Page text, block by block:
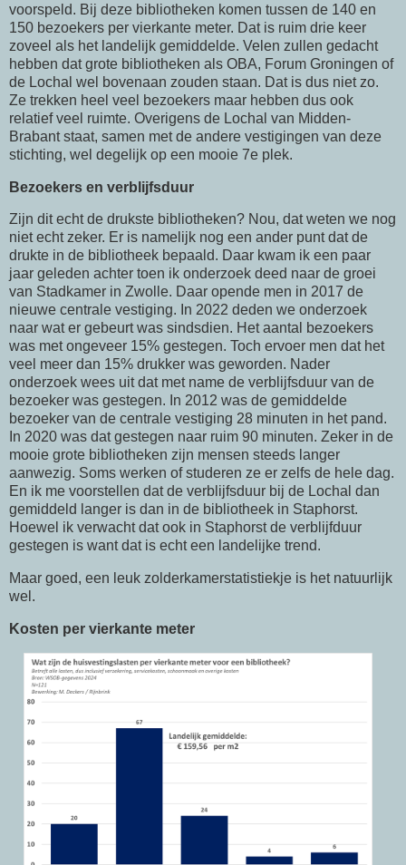
voorspeld. Bij deze bibliotheken komen tussen de 140 en
150 bezoekers per vierkante meter. Dat is ruim drie keer
zoveel als het landelijk gemiddelde. Velen zullen gedacht
hebben dat grote bibliotheken als OBA, Forum Groningen of
de Lochal wel bovenaan zouden staan. Dat is dus niet zo.
Ze trekken heel veel bezoekers maar hebben dus ook
relatief veel ruimte. Overigens de Lochal van Midden-
Brabant staat, samen met de andere vestigingen van deze
stichting, wel degelijk op een mooie 7e plek.
Bezoekers en verblijfsduur
Zijn dit echt de drukste bibliotheken? Nou, dat weten we nog
niet echt zeker. Er is namelijk nog een ander punt dat de
drukte in de bibliotheek bepaald. Daar kwam ik een paar
jaar geleden achter toen ik onderzoek deed naar de groei
van Stadkamer in Zwolle. Daar opende men in 2017 de
nieuwe centrale vestiging. In 2022 deden we onderzoek
naar wat er gebeurt was sindsdien. Het aantal bezoekers
was met ongeveer 15% gestegen. Toch ervoer men dat het
veel meer dan 15% drukker was geworden. Nader
onderzoek wees uit dat met name de verblijfsduur van de
bezoeker was gestegen. In 2012 was de gemiddelde
bezoeker van de centrale vestiging 28 minuten in het pand.
In 2020 was dat gestegen naar ruim 90 minuten. Zeker in de
mooie grote bibliotheken zijn mensen steeds langer
aanwezig. Soms werken of studeren ze er zelfs de hele dag.
En ik me voorstellen dat de verblijfsduur bij de Lochal dan
gemiddeld langer is dan in de bibliotheek in Staphorst.
Hoewel ik verwacht dat ook in Staphorst de verblijfduur
gestegen is want dat is echt een landelijke trend.
Maar goed, een leuk zolderkamerstatistiekje is het natuurlijk
wel.
Kosten per vierkante meter